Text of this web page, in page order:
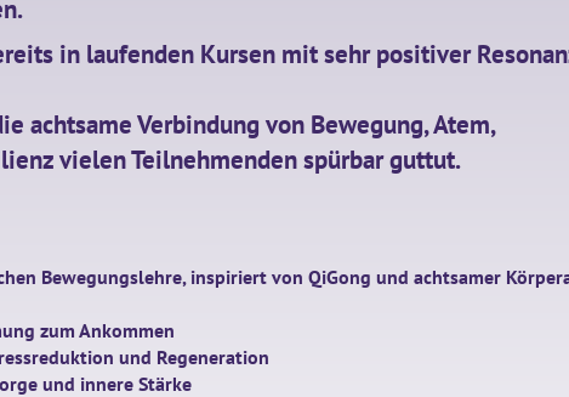
in laufenden Kursen mit sehr positiver
achtsame Verbindung von Bewegung, Atem,
vielen Teilnehmenden spürbar guttut.
Bewegungslehre, inspiriert von QiGong und achtsamer
zum Ankommen
und Regeneration
und innere Stärke